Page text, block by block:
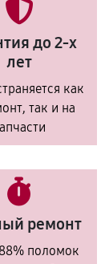
до 2-х
лет
как
так и на
ремонт
поломок